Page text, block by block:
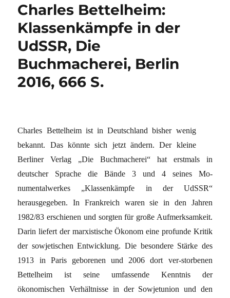
Charles Bettelheim:
Klassenkämpfe in der
UdSSR, Die
Buchmacherei, Berlin
2016, 666 S.
Charles Bettelheim ist in Deutschland bisher wenig
bekannt. Das könnte sich jetzt ändern. Der kleine
Berliner Verlag „Die Buchmacherei“ hat erstmals in
deutscher Sprache die Bände 3 und 4 seines Mo-
numentalwerkes „Klassenkämpfe in der UdSSR“
herausgegeben. In Frankreich waren sie in den Jahren
1982/83 erschienen und sorgten für große Aufmerksamkeit.
Darin liefert der marxistische Ökonom eine profunde Kritik
der sowjetischen Entwicklung. Die besondere Stärke des
1913 in Paris geborenen und 2006 dort ver-storbenen
Bettelheim ist seine umfassende Kenntnis der
ökonomischen Verhältnisse in der Sowjetunion und den